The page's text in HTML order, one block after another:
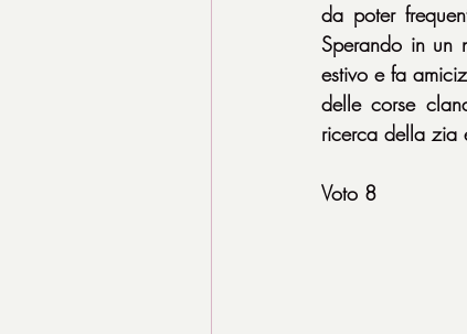
da poter
Sperando in un
estivo e fa
delle corse
ricerca della zia
Voto 8